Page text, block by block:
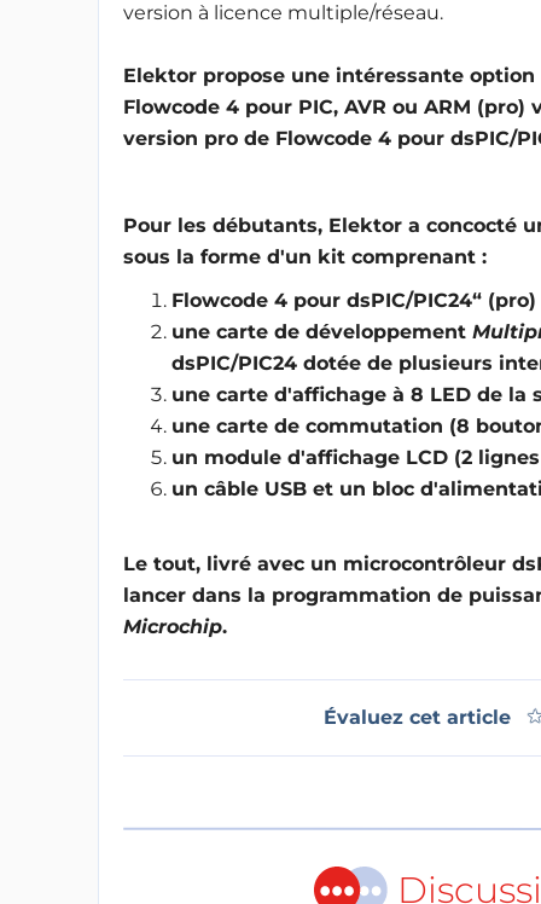
version à licence multiple/réseau.
Elektor propose une intéressante
Flowcode 4 pour PIC, AVR ou ARM
version pro de Flowcode 4 pour dsPIC/
Pour les débutants, Elektor a concocté
sous la forme d'un kit comprenant :
Flowcode 4 pour dsPIC/PIC24“ (pro)
une carte de développement
dsPIC/PIC24 dotée de plusieurs
une carte d'affichage à 8 LED de la
une carte de commutation (8
un module d'affichage LCD (2
un câble USB et un bloc
Le tout, livré avec un microcontrôleur
lancer dans la programmation de
Microchip.
Évaluez cet article